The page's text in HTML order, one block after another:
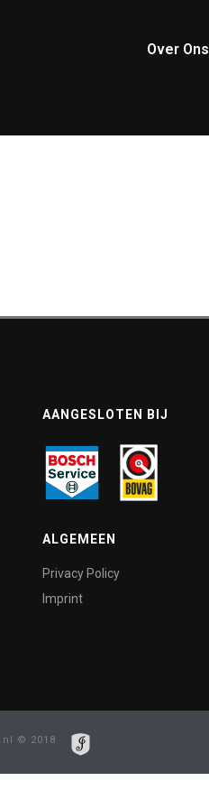
Over Ons
AANGESLOTEN BIJ
ALGEMEEN
Privacy Policy
Imprint
© 2018